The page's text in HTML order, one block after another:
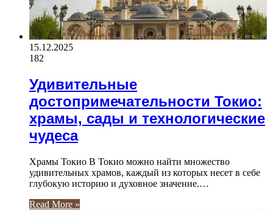
15.12.2025
182
Удивительные
достопримечательности Токио:
храмы, сады и технологические
чудеса
Храмы Токио В Токио можно найти множество
удивительных храмов, каждый из которых несет в себе
глубокую историю и духовное значение.…
Read More »